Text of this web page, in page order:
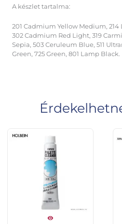
A készlet tartalma:
201 Cadmium Yellow Medium, 214
302 Cadmium Red Light, 319
Sepia, 503 Ceruleum Blue, 511
Green, 725 Green, 801 Lamp Black.